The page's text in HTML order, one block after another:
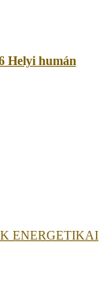
Helyi humán
ENERGETIKAI